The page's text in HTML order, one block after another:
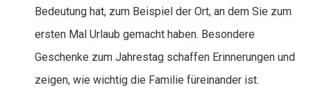
Bedeutung hat, zum Beispiel der Ort, an dem Sie zum
ersten Mal Urlaub gemacht haben. Besondere
Geschenke zum Jahrestag schaffen Erinnerungen und
zeigen, wie wichtig die Familie füreinander ist.